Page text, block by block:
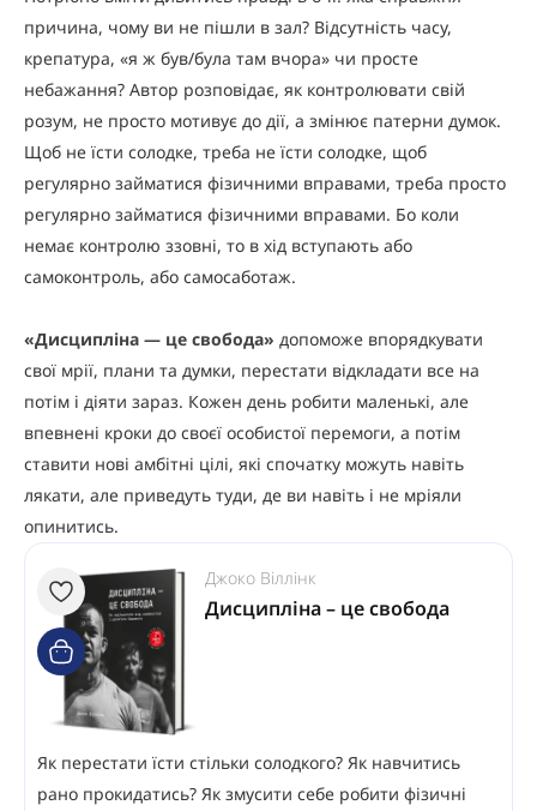
причина, чому ви не пішли в зал? Відсутність часу,
крепатура, «я ж був/була там вчора» чи просте
небажання? Автор розповідає, як контролювати свій
розум, не просто мотивує до дії, а змінює патерни думок.
Щоб не їсти солодке, треба не їсти солодке, щоб
регулярно займатися фізичними вправами, треба просто
регулярно займатися фізичними вправами. Бо коли
немає контролю ззовні, то в хід вступають або
самоконтроль, або самосаботаж.
«Дисципліна — це свобода» допоможе впорядкувати
свої мрії, плани та думки, перестати відкладати все на
потім і діяти зараз. Кожен день робити маленькі, але
впевнені кроки до своєї особистої перемоги, а потім
ставити нові амбітні цілі, які спочатку можуть навіть
лякати, але приведуть туди, де ви навіть і не мріяли
опинитись.
Джоко Віллінк
Дисципліна – це свобода
Як перестати їсти стільки солодкого? Як навчитись
рано прокидатись? Як змусити себе робити фізичні